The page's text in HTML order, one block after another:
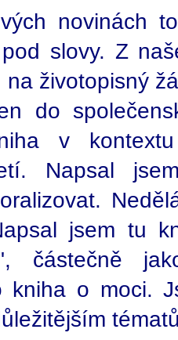
novinách
slovy. Z
životopisný
do
v
Napsal
jsem tu
částečně
o moci.